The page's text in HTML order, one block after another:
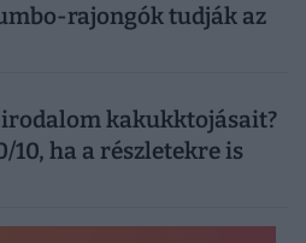
rajongók tudják az
irodalom kakukktojásait?
10, ha a részletekre is